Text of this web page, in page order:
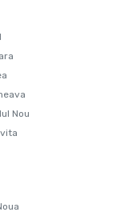
Nou